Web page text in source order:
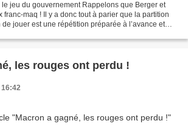
le jeu du gouvernement Rappelons que Berger et
franc-maq ! Il y a donc tout à parier que la partition
jouer est une répétition préparée à l’avance et
les rouges ont perdu !
16:42